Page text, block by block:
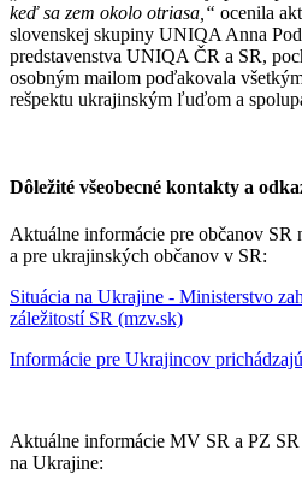
keď sa zem okolo otriasa,“ ocenila
slovenskej skupiny UNIQA Anna
predstavenstva UNIQA ČR a SR,
osobným mailom poďakovala
rešpektu ukrajinským ľuďom a
Dôležité všeobecné kontakty a
Aktuálne informácie pre občanov SR
a pre ukrajinských občanov v SR:
Situácia na Ukrajine - Ministerstvo
záležitostí SR (mzv.sk)
Informácie pre Ukrajincov
Aktuálne informácie MV SR a PZ
na Ukrajine: